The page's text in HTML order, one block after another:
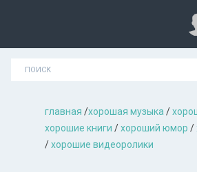
главная /хорошая музыкa /
хорошие книги /хороший юмор /
/хорошие видеоролики